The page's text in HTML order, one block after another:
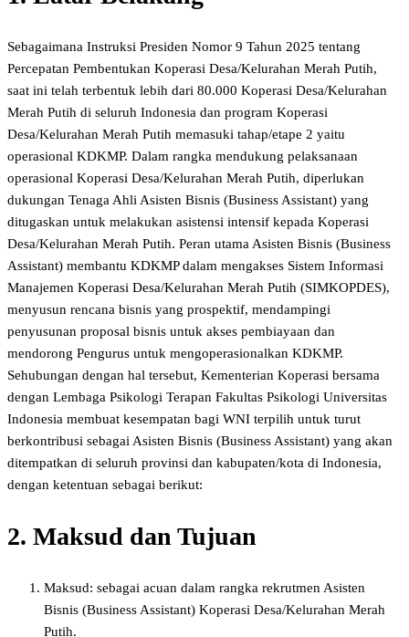
Sebagaimana Instruksi Presiden Nomor 9 Tahun 2025 tentang
Percepatan Pembentukan Koperasi Desa/Kelurahan Merah Putih,
saat ini telah terbentuk lebih dari 80.000 Koperasi Desa/Kelurahan
Merah Putih di seluruh Indonesia dan program Koperasi
Desa/Kelurahan Merah Putih memasuki tahap/etape 2 yaitu
operasional KDKMP. Dalam rangka mendukung pelaksanaan
operasional Koperasi Desa/Kelurahan Merah Putih, diperlukan
dukungan Tenaga Ahli Asisten Bisnis (Business Assistant) yang
ditugaskan untuk melakukan asistensi intensif kepada Koperasi
Desa/Kelurahan Merah Putih. Peran utama Asisten Bisnis (Business
Assistant) membantu KDKMP dalam mengakses Sistem Informasi
Manajemen Koperasi Desa/Kelurahan Merah Putih (SIMKOPDES),
menyusun rencana bisnis yang prospektif, mendampingi
penyusunan proposal bisnis untuk akses pembiayaan dan
mendorong Pengurus untuk mengoperasionalkan KDKMP.
Sehubungan dengan hal tersebut, Kementerian Koperasi bersama
dengan Lembaga Psikologi Terapan Fakultas Psikologi Universitas
Indonesia membuat kesempatan bagi WNI terpilih untuk turut
berkontribusi sebagai Asisten Bisnis (Business Assistant) yang akan
ditempatkan di seluruh provinsi dan kabupaten/kota di Indonesia,
dengan ketentuan sebagai berikut:
2. Maksud dan Tujuan
Maksud: sebagai acuan dalam rangka rekrutmen Asisten
Bisnis (Business Assistant) Koperasi Desa/Kelurahan Merah
Putih.